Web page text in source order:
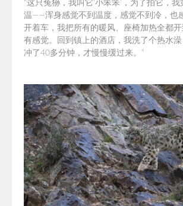
“这只兔狲，我叫它‘小笨笨’，为了拍它，
温——浑身感觉不到温度，感觉不到冷，也
开着车，我把所有的暖风、座椅加热全都
有感觉。回到镇上的酒店，我洗了个热水
冲了40多分钟，才慢慢缓过来。”